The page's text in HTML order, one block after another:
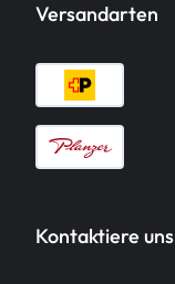
Versandarten
Kontaktiere uns